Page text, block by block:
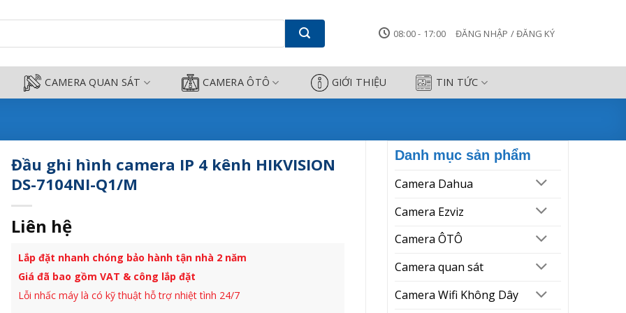
DS-7104NI-Q1/M - Camera Công Thành
08:00 - 17:00 ĐĂNG NHẬP / ĐĂNG KÝ
CAMERA QUAN SÁT CAMERA ÔTÔ GIỚI THIỆU TIN TỨC
Danh mục sản phẩm
Camera Dahua
Camera Ezviz
Camera ÔTÔ
Camera quan sát
Camera Wifi Không Dây
Đầu ghi hình camera IP 4 kênh HIKVISION
DS-7104NI-Q1/M
Liên hệ
Lắp đặt nhanh chóng bảo hành tận nhà 2 năm
Giá đã bao gồm VAT & công lắp đặt
Lỗi nhấc máy là có kỹ thuật hỗ trợ nhiệt tình 24/7